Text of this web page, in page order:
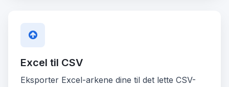
Excel til CSV
Eksporter Excel-arkene dine til det lette CSV-